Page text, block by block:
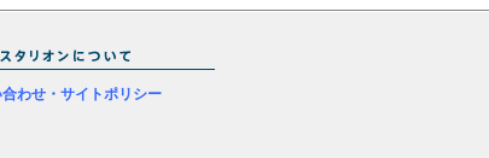
合わせ・サイトポリシー